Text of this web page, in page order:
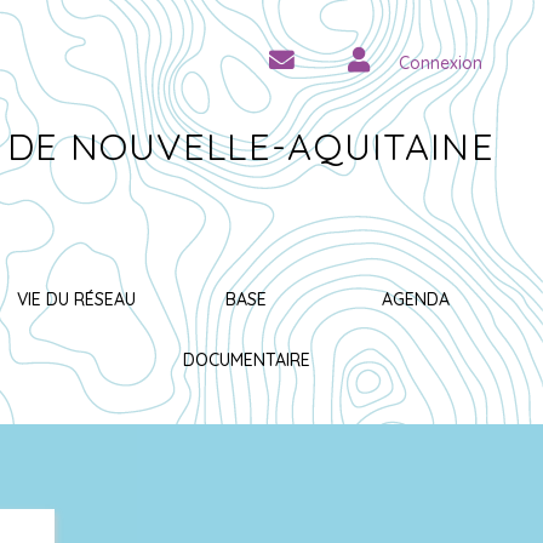
Connexion
DE NOUVELLE-AQUITAINE
VIE DU RÉSEAU BASE
DOCUMENTAIRE
AGENDA